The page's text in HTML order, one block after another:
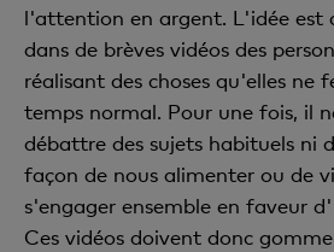
l'attention en argent. L'idée est
dans de brèves vidéos des
réalisant des choses qu'elles ne
temps normal. Pour une fois, il
débattre des sujets habituels ni
façon de nous alimenter ou de
s'engager ensemble en faveur
Ces vidéos doivent donc